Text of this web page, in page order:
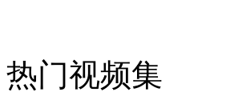
热门视频集